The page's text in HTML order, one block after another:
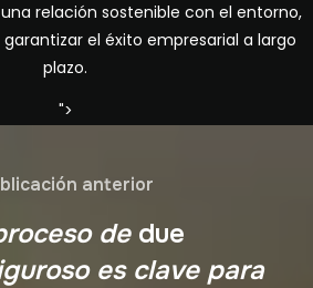
relación sostenible con el entorno,
el éxito empresarial a largo
plazo.
">
anterior
de due
es clave para